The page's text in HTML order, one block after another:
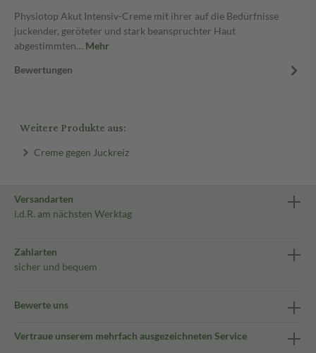
Physiotop Akut Intensiv-Creme mit ihrer auf die Bedürfnisse
juckender, geröteter und stark beanspruchter Haut
abgestimmten… Mehr
Bewertungen
Weitere Produkte aus:
Creme gegen Juckreiz
Versandarten
i.d.R. am nächsten Werktag
Zahlarten
sicher und bequem
Bewerte uns
Vertraue unserem mehrfach ausgezeichneten Service